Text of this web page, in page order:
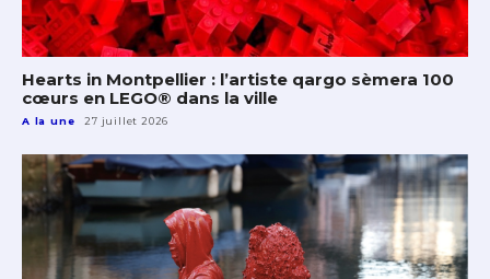
Hearts in Montpellier : l’artiste qargo sèmera 100
cœurs en LEGO® dans la ville
A la une 27 juillet 2026